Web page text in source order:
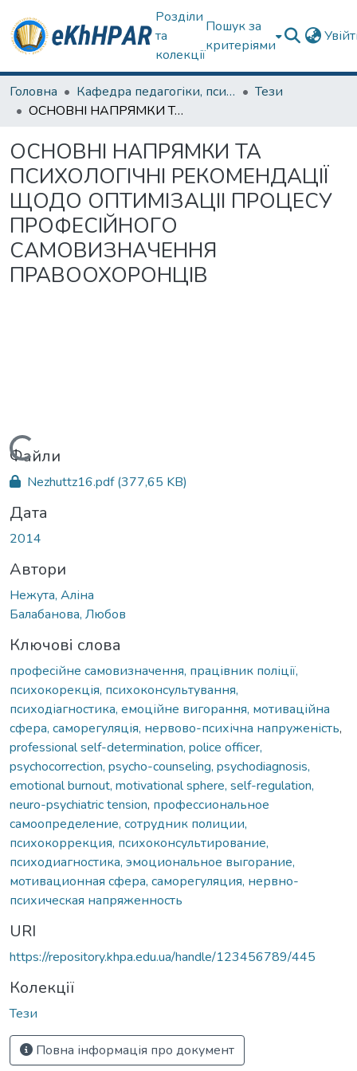
Розділи
та
колекції
Пошук за
критеріями
Головна Кафедра педагогіки, психології, початкової освіти та освітнього менеджменту
Тези
ОСНОВНІ НАПРЯМКИ ТА ПСИХОЛОГІЧНІ РЕКОМЕНДАЦІЇ ЩОДО ОПТИМІЗАЦІІ ПРОЦЕСУ ПРОФЕСІЙНОГО САМОВИЗНАЧЕННЯ ПРАВООХОРОНЦІВ
ОСНОВНІ НАПРЯМКИ ТА
ПСИХОЛОГІЧНІ РЕКОМЕНДАЦІЇ
ЩОДО ОПТИМІЗАЦІІ ПРОЦЕСУ
ПРОФЕСІЙНОГО
САМОВИЗНАЧЕННЯ
ПРАВООХОРОНЦІВ
Вантажиться...
Файли
Nezhuttz16.pdf(377,65 KB)
Дата
2014
Автори
Нежута, Аліна
Балабанова, Любов
Ключові слова
професійне самовизначення, працівник поліції,
психокорекція, психоконсультування,
психодіагностика, емоційне вигорання, мотиваційна
сфера, саморегуляція, нервово-психічна напруженість,
professional self-determination, police officer,
psychocorrection, psycho-counseling, psychodiagnosis,
emotional burnout, motivational sphere, self-regulation,
neuro-psychiatric tension, профессиональное
самоопределение, сотрудник полиции,
психокоррекция, психоконсультирование,
психодиагностика, эмоциональное выгорание,
мотивационная сфера, саморегуляция, нервно-
психическая напряженность
URI
https://repository.khpa.edu.ua/handle/123456789/445
Колекції
Тези
Повна інформація про документ